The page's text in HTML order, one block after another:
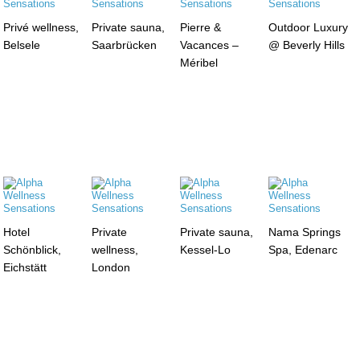
Privé wellness,
Belsele
Private sauna,
Saarbrücken
Pierre &
Vacances –
Méribel
Outdoor Luxury
@ Beverly Hills
Hotel
Schönblick,
Eichstätt
Private
wellness,
London
Private sauna,
Kessel-Lo
Nama Springs
Spa, Edenarc